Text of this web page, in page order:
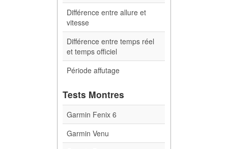
Différence entre allure et
vitesse
Différence entre temps réel
et temps officiel
Période affutage
Tests Montres
Garmin Fenix 6
Garmin Venu